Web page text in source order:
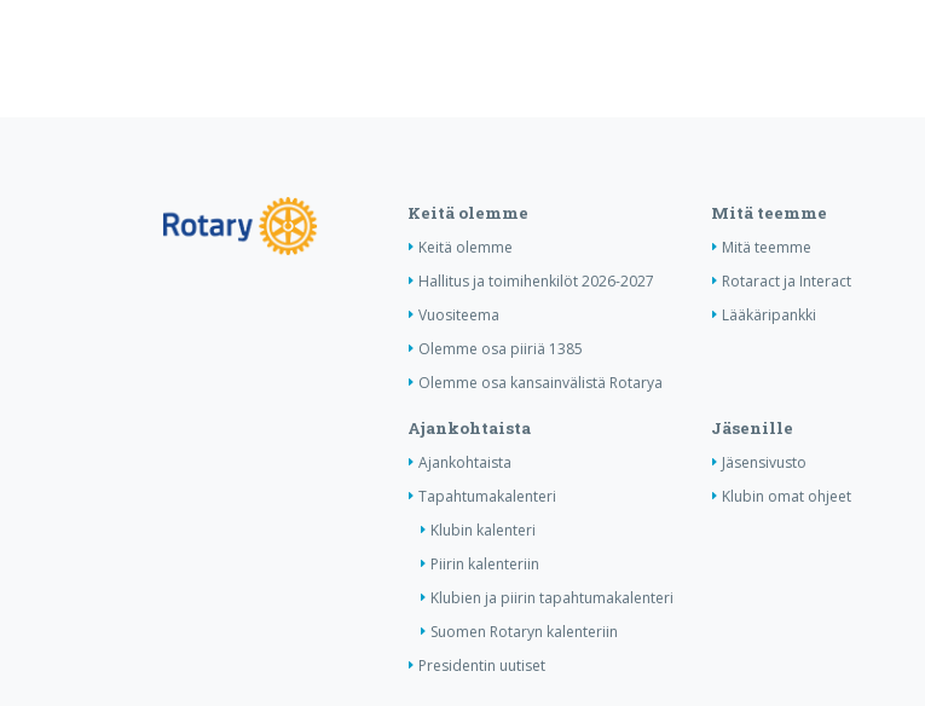
Keitä olemme
Keitä olemme
Hallitus ja toimihenkilöt 2026-2027
Vuositeema
Olemme osa piiriä 1385
Olemme osa kansainvälistä Rotarya
Mitä teemme
Mitä teemme
Rotaract ja Interact
Lääkäripankki
Ajankohtaista
Ajankohtaista
Tapahtumakalenteri
Klubin kalenteri
Piirin kalenteriin
Klubien ja piirin tapahtumakalenteri
Suomen Rotaryn kalenteriin
Presidentin uutiset
Jäsenille
Jäsensivusto
Klubin omat ohjeet